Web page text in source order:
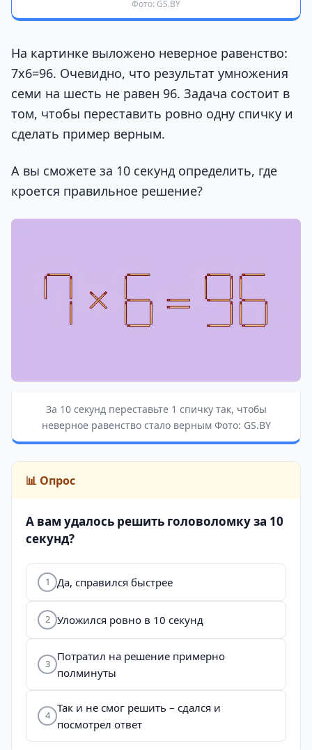
Фото: GS.BY
На картинке выложено неверное равенство:
7х6=96. Очевидно, что результат умножения
семи на шесть не равен 96. Задача состоит в
том, чтобы переставить ровно одну спичку и
сделать пример верным.
А вы сможете за 10 секунд определить, где
кроется правильное решение?
За 10 секунд переставьте 1 спичку так, чтобы
неверное равенство стало верным Фото: GS.BY
📊 Опрос
А вам удалось решить головоломку за 10
секунд?
1 Да, справился быстрее
2 Уложился ровно в 10 секунд
3
Потратил на решение примерно
полминуты
4
Так и не смог решить – сдался и
посмотрел ответ